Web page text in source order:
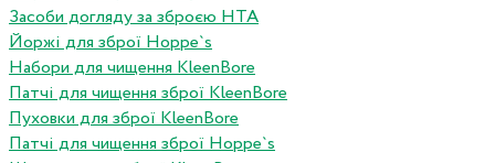
Засоби догляду за зброєю HTA
Йоржі для зброї Hoppe`s
Набори для чищення KleenBore
Патчі для чищення зброї KleenBore
Пуховки для зброї KleenBore
Патчі для чищення зброї Hoppe`s